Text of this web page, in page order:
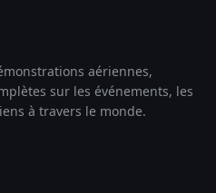
aériennes,
sur les événements, les
à travers le monde.